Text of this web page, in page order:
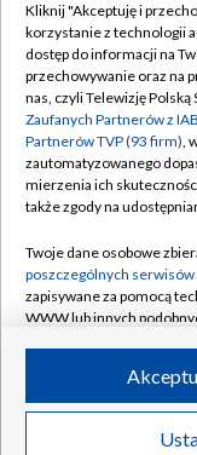
Abonament TVP
Emisja w TVP
Centrum
Naziemna
Rada Programowa
System NOS
Informacje o
Program dla prasy
©2026
Kliknij "Akceptuję i
korzystanie z technologii
dostęp do informacji na
przechowywanie oraz na
nas, czyli Telewizję Polską
Zaufanych Partnerów z
Partnerów TVP (93 firm),
zautomatyzowanego
mierzenia ich
także zgody na
Twoje dane osobowe
poszczególnych serwisów
zapisywane za pomocą
WWW lub innych
ruchu w Internecie.
Twoje dane osobowe
poszczególnych serwisów